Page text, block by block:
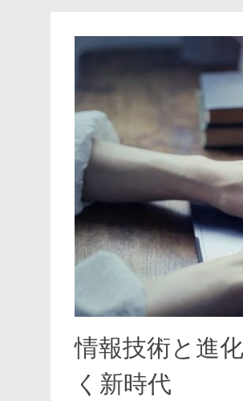
情報技術と進
く新時代